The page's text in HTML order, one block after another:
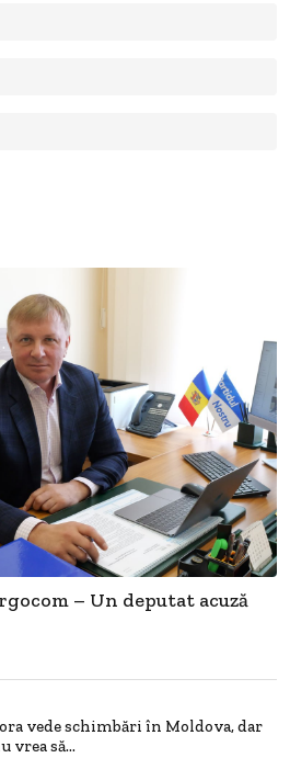
– Un deputat acuză
vede schimbări în Moldova, dar
vrea să...